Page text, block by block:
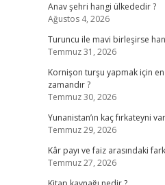
Anav şehri hangi ülkededir ?
Ağustos 4, 2026
Turuncu ile mavi birleşirse
Temmuz 31, 2026
Kornişon turşu yapmak için
zamandır ?
Temmuz 30, 2026
Yunanistan’ın kaç fırkateyni
Temmuz 29, 2026
Kâr payı ve faiz arasındaki
Temmuz 27, 2026